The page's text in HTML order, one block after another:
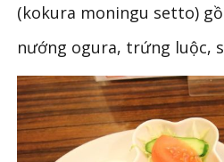
(kokura moningu setto)
nướng ogura, trứng luộc,